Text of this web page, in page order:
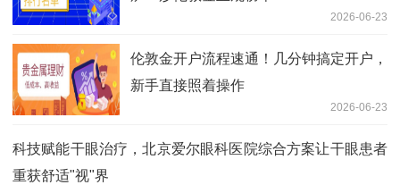
2026-06-23
伦敦金开户流程速通！几分钟搞定开户，
新手直接照着操作
2026-06-23
科技赋能干眼治疗，北京爱尔眼科医院综合方案让干眼患者
重获舒适"视"界